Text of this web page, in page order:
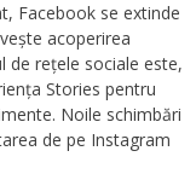
Facebook se extinde
acoperirea
de rețele sociale este,
Stories pentru
Noile schimbări
de pe Instagram